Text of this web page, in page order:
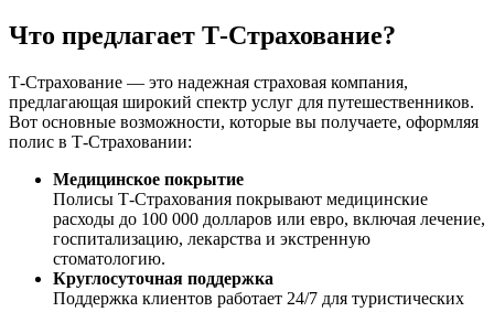
Что предлагает Т-Страхование?
Т-Страхование — это надежная страховая компания,
предлагающая широкий спектр услуг для путешественников.
Вот основные возможности, которые вы получаете, оформляя
полис в Т-Страховании:
Медицинское покрытие
Полисы Т-Страхования покрывают медицинские
расходы до 100 000 долларов или евро, включая лечение,
госпитализацию, лекарства и экстренную
стоматологию.
Круглосуточная поддержка
Поддержка клиентов работает 24/7 для туристических